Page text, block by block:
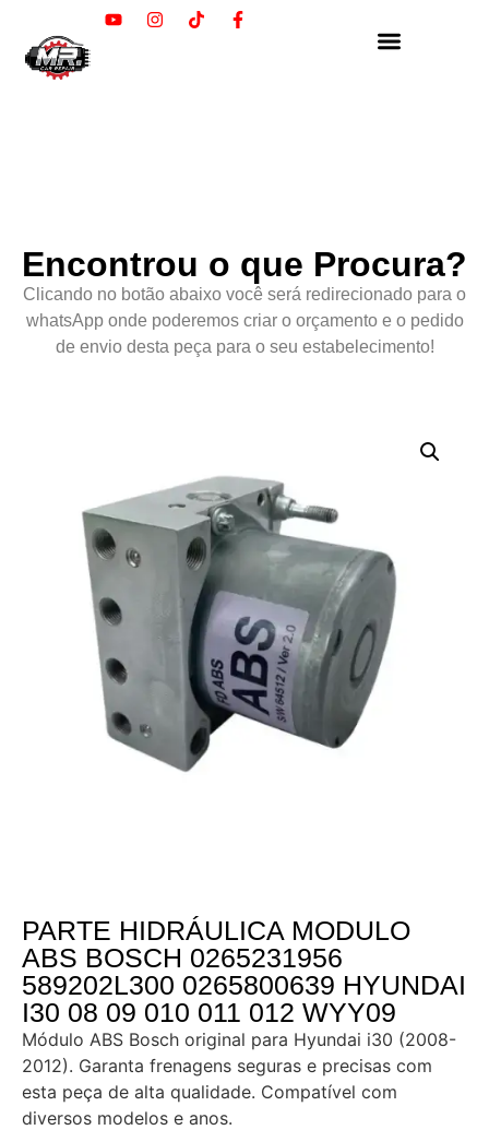
Encontrou o que Procura?
Clicando no botão abaixo você será redirecionado para o
whatsApp onde poderemos criar o orçamento e o pedido
de envio desta peça para o seu estabelecimento!
PARTE HIDRÁULICA MODULO
ABS BOSCH 0265231956
589202L300 0265800639 HYUNDAI
I30 08 09 010 011 012 WYY09
Módulo ABS Bosch original para Hyundai i30 (2008-
2012). Garanta frenagens seguras e precisas com
esta peça de alta qualidade. Compatível com
diversos modelos e anos.